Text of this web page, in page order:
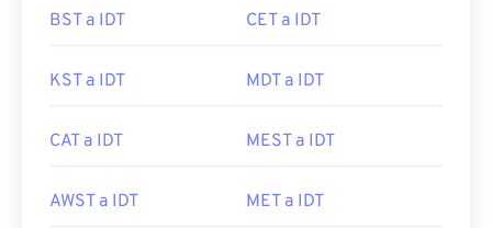
BST a IDT CET a IDT
KST a IDT MDT a IDT
CAT a IDT MEST a IDT
AWST a IDT MET a IDT